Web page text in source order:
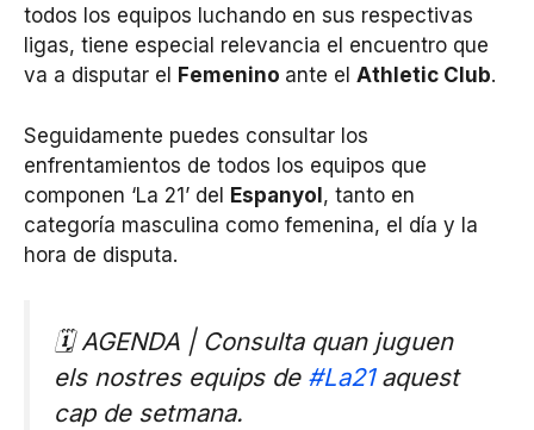
todos los equipos luchando en sus respectivas
ligas, tiene especial relevancia el encuentro que
va a disputar el
Femenino ante el Athletic Club.
Seguidamente puedes consultar los
enfrentamientos de todos los equipos que
componen ‘La 21’ del Espanyol, tanto en
categoría masculina como femenina, el día y la
hora de disputa.
🗓️ AGENDA | Consulta quan juguen
els nostres equips de #La21aquest
cap de setmana.